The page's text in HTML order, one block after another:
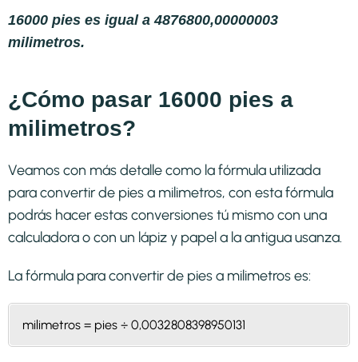
16000 pies es igual a 4876800,00000003
milimetros.
¿Cómo pasar 16000 pies a
milimetros?
Veamos con más detalle como la fórmula utilizada
para convertir de pies a milimetros, con esta fórmula
podrás hacer estas conversiones tú mismo con una
calculadora o con un lápiz y papel a la antigua usanza.
La fórmula para convertir de pies a milimetroses:
milimetros = pies ÷ 0,0032808398950131